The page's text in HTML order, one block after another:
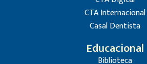
CTA Internacional
Casal Dentista
Educacional
Biblioteca